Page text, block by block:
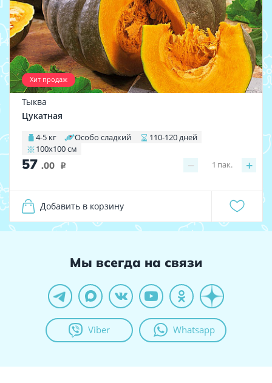
Хит продаж
Тыква
Цукатная
4-5 кг Особо сладкий
110-120 дней
100х100 см
57 .00 i − +
1 пак.
Добавить в корзину
Мы всегда на связи
Viber Whatsapp